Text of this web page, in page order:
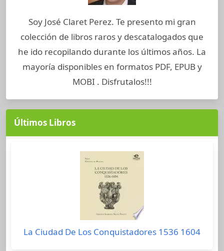
Soy José Claret Perez. Te presento mi gran
colección de libros raros y descatalogados que
he ido recopilando durante los últimos años. La
mayoría disponibles en formatos PDF, EPUB y
MOBI . Disfrutalos!!!
Últimos Libros
La Ciudad De Los Conquistadores 1536 1604